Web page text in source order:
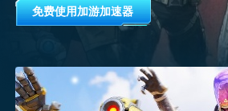
免费使用加游加速器